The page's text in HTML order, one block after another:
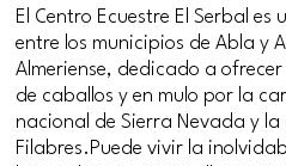
El Centro Ecuestre El Serbal
entre los municipios de Abla y
Almeriense, dedicado a
de caballos y en mulo por la
nacional de Sierra Nevada y
Filabres.Puede vivir la